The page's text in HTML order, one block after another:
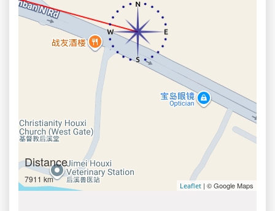
Distance
7911 km
Leaflet | © Google Maps